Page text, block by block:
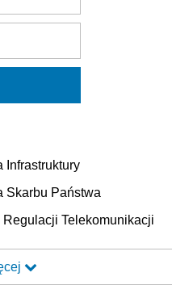
Infrastruktury
Skarbu Państwa
Telekomunikacji
Transportu i Budownictwa